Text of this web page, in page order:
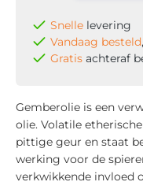
Snelle levering
Vandaag besteld
Gratis achteraf
Gemberolie is een
olie. Volatile
pittige geur en staat
werking voor de
verkwikkende invloed